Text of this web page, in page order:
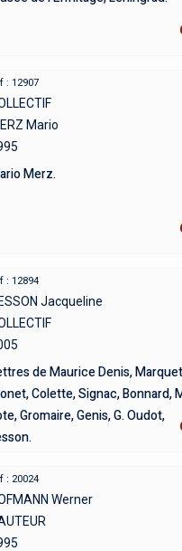
: 12907
Mario
Merz.
: 12894
Jacqueline
de Maurice Denis,
Colette, Signac, Bonnard,
Gromaire, Genis, G. Oudot,
: 20024
Werner